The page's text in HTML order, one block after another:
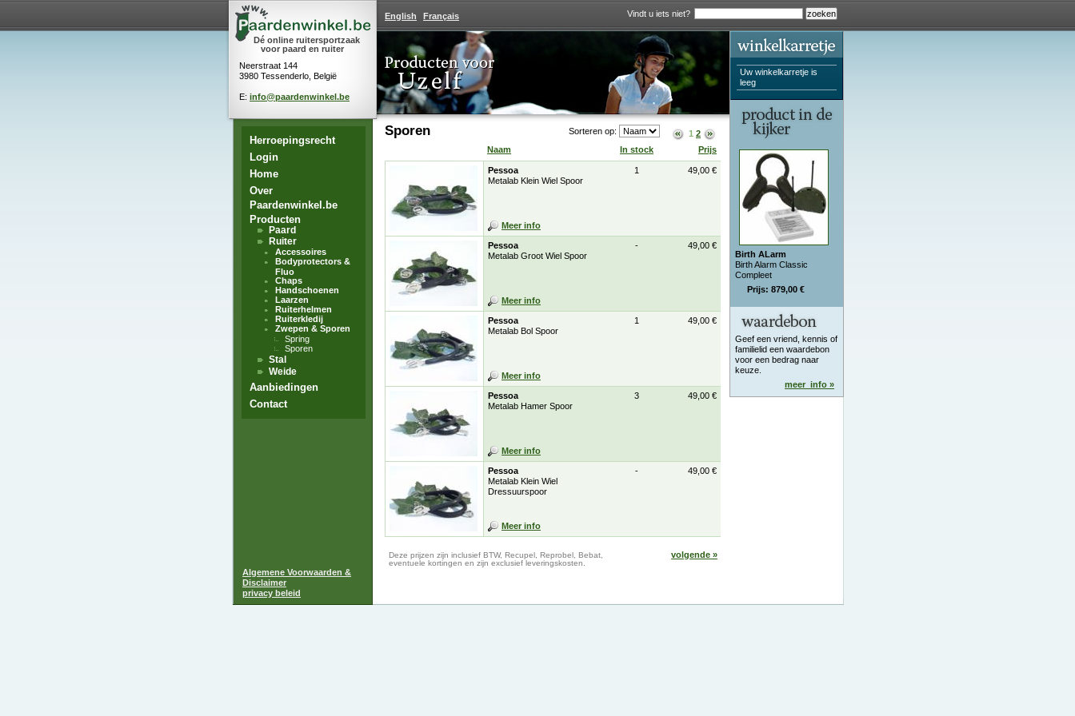
Vindt u iets niet?
Dé online ruitersportzaak
voor paard en ruiter
Neerstraat 144
3980 Tessenderlo, België
E: info@paardenwinkel.be
Herroepingsrecht
Login
Home
Over
Paardenwinkel.be
Producten
Paard
Ruiter
Accessoires
Bodyprotectors &
Fluo
Chaps
Handschoenen
Laarzen
Ruiterhelmen
Ruiterkledij
Zwepen & Sporen
Spring
Sporen
Stal
Weide
Aanbiedingen
Contact
English Français
Sporen Sorteren op: 1 2
Naam
In stock Prijs
Meer info
Pessoa
Metalab Klein Wiel Spoor
1 49,00 €
Meer info
Pessoa
Metalab Groot Wiel Spoor
- 49,00 €
Meer info
Pessoa
Metalab Bol Spoor
1 49,00 €
Meer info
Pessoa
Metalab Hamer Spoor
3 49,00 €
Meer info
Pessoa
Metalab Klein Wiel
Dressuurspoor
- 49,00 €
Deze prijzen zijn inclusief BTW, Recupel, Reprobel, Bebat,
eventuele kortingen en zijn exclusief leveringskosten.
volgende »
Uw winkelkarretje is
leeg
Birth ALarm
Birth Alarm Classic
Compleet
Prijs: 879,00 €
Geef een vriend, kennis of
familielid een waardebon
voor een bedrag naar
keuze.
meer_info »
Algemene Voorwaarden &
Disclaimer
privacy beleid